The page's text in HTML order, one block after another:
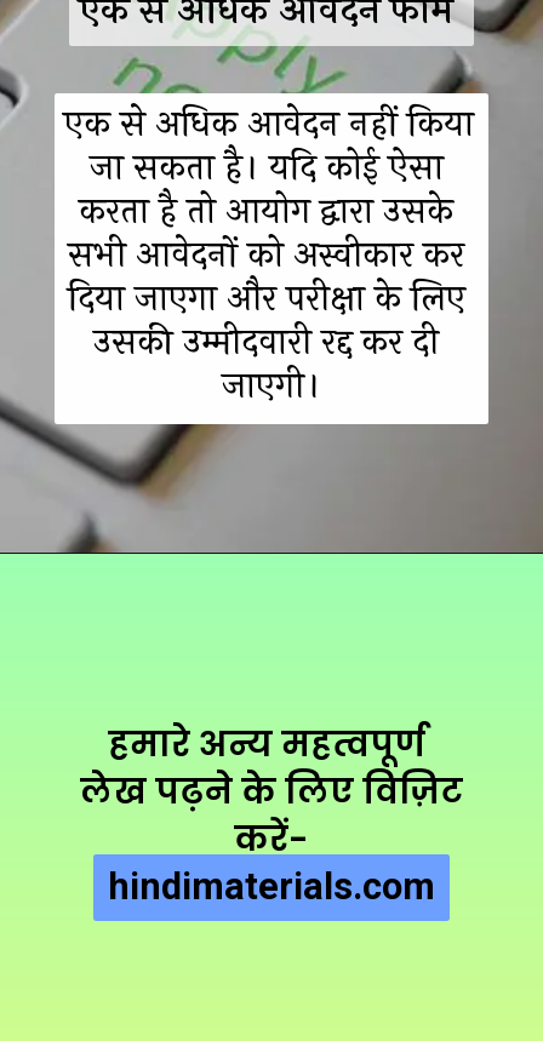
एक से अधिक आवेदन नहीं किया
जा सकता है। यदि कोई ऐसा
करता है तो आयोग द्वारा उसके
सभी आवेदनों को अस्वीकार कर
दिया जाएगा और परीक्षा के लिए
उसकी उम्मीदवारी रद्द कर दी
जाएगी।
हमारे अन्य महत्वपूर्ण
लेख पढ़ने के लिए विज़िट
करें-
hindimaterials.com